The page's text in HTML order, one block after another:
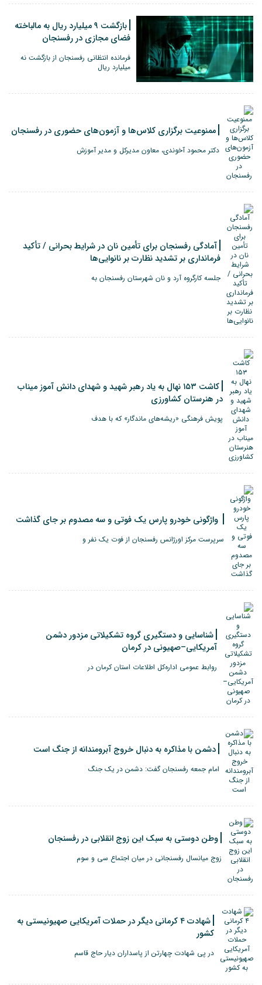
بازگشت ۹ میلیارد ریال به مالباخته
فضای مجازی در رفسنجان
فرمانده انتظانی رفسنجان از بازگشت نه
میلیارد ریال
ممنوعیت برگزاری کلاس‌ها و آزمون‌های حضوری در رفسنجان
دکتر محمود آخوندی، معاون مدیرکل و مدیر آموزش
آمادگی رفسنجان برای تأمین نان در شرایط بحرانی / تأکید
فرمانداری بر تشدید نظارت بر نانوایی‌ها
جلسه کارگروه آرد و نان شهرستان رفسنجان به
کاشت ۱۵۳ نهال به یاد رهبر شهید و شهدای دانش آموز میناب
در هنرستان کشاورزی
پویش فرهنگی «ریشه‌های ماندگار» که با هدف
واژگونی خودرو پارس یک فوتی و سه مصدوم بر جای گذاشت
سرپرست مرکز اورژانس رفسنجان از فوت یک نفر و
شناسایی و دستگیری گروه تشکیلاتی مزدور دشمن
آمریکایی–صهیونی در کرمان
روابط عمومی اداره‌کل اطلاعات استان کرمان در
دشمن با مذاکره به دنبال خروج آبرومندانه از جنگ است
امام جمعه رفسنجان گفت: دشمن در یک جنگ
وطن دوستی به سبک این زوج انقلابی در رفسنجان
زوج میانسال رفسنجانی در میان اجتماع سی و سوم
شهادت ۴ کرمانی دیگر در حملات آمریکایی صهیونیستی به
کشور
در پی شهادت چهارتن از پاسداران دیار حاج قاسم